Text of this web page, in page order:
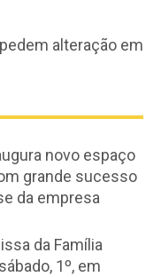
alteração em
novo espaço
grande sucesso
da empresa
da Família
1º, em